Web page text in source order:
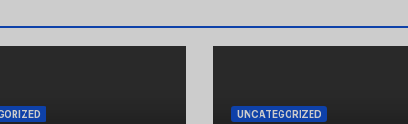
UNCATEGORIZED